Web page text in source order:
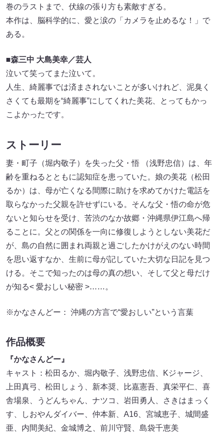
巻のラストまで、伏線の張り方も素敵すぎる。
本作は、脳科学的に、愛と涙の「カメラを止めるな！」で
ある。
■森三中 大島美幸／芸人
泣いて笑ってまた泣いて。
人生、綺麗事では済まされないことが多いけれど、泥臭く
さくても最期を“綺麗事”にしてくれた美花、とってもかっ
こよかったです。
ストーリー
妻・町子（堀内敬子）を失った父・悟 （浅野忠信）は、年
齢を重ねるとともに認知症を患っていた。娘の美花（松田
るか）は、母が亡くなる間際に助けを求めてかけた電話を
取らなかった父親を許せずにいる。そんな父・悟の命が危
ないと知らせを受け、苦渋のなか故郷・沖縄県伊江島へ帰
ることに。父との関係を一向に修復しようとしない美花だ
が、島の自然に囲まれ両親と過ごしたかけがえのない時間
を思い返すなか、生前に母が記していた大切な日記を見つ
ける。そこで知ったのは母の真の想い、そして父と母だけ
が知る< 愛おしい秘密 >……。
※かなさんどー： 沖縄の方言で“愛おしい”という言葉
作品概要
『かなさんどー』
キャスト：松田るか、堀内敬子、浅野忠信、Kジャージ、
上田真弓、松田しょう、新本奨、比嘉憲吾、真栄平仁、喜
舎場泉、うどんちゃん、ナツコ、岩田勇人、さきはまっく
す、しおやんダイバー、仲本新、A16、宮城恵子、城間盛
亜、内間美紀、金城博之、前川守賢、島袋千恵美